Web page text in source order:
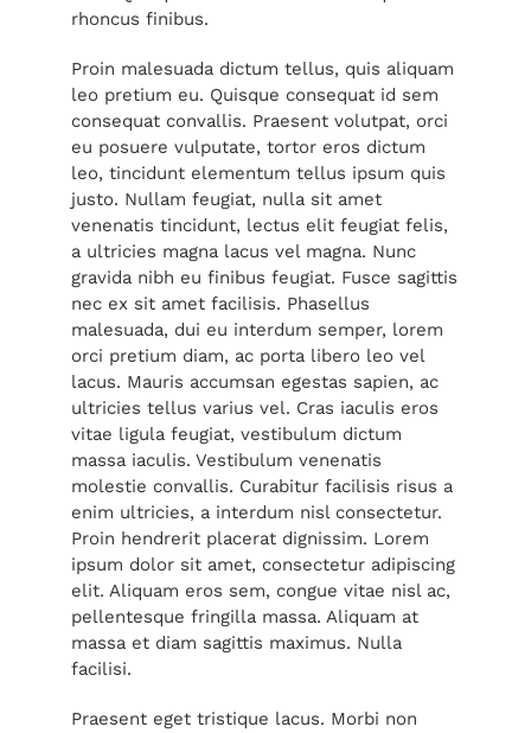
rhoncus finibus.
Proin malesuada dictum tellus, quis aliquam
leo pretium eu. Quisque consequat id sem
consequat convallis. Praesent volutpat, orci
eu posuere vulputate, tortor eros dictum
leo, tincidunt elementum tellus ipsum quis
justo. Nullam feugiat, nulla sit amet
venenatis tincidunt, lectus elit feugiat felis,
a ultricies magna lacus vel magna. Nunc
gravida nibh eu finibus feugiat. Fusce sagittis
nec ex sit amet facilisis. Phasellus
malesuada, dui eu interdum semper, lorem
orci pretium diam, ac porta libero leo vel
lacus. Mauris accumsan egestas sapien, ac
ultricies tellus varius vel. Cras iaculis eros
vitae ligula feugiat, vestibulum dictum
massa iaculis. Vestibulum venenatis
molestie convallis. Curabitur facilisis risus a
enim ultricies, a interdum nisl consectetur.
Proin hendrerit placerat dignissim. Lorem
ipsum dolor sit amet, consectetur adipiscing
elit. Aliquam eros sem, congue vitae nisl ac,
pellentesque fringilla massa. Aliquam at
massa et diam sagittis maximus. Nulla
facilisi.
Praesent eget tristique lacus. Morbi non